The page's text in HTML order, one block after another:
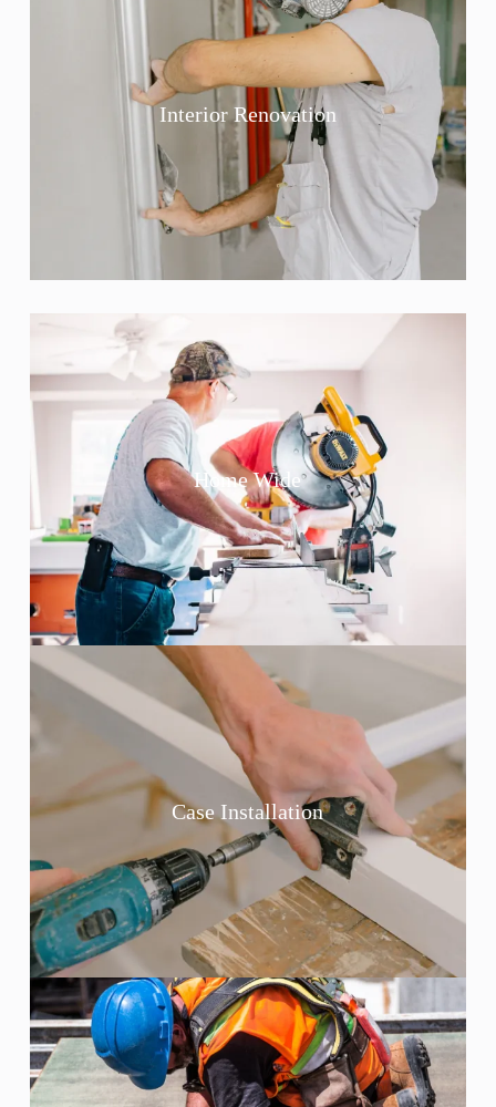
Interior Renovation
Home Wide
Case Installation